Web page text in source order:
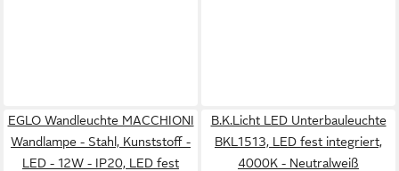
EGLO Wandleuchte MACCHIONI
Wandlampe - Stahl, Kunststoff -
LED - 12W - IP20, LED fest
B.K.Licht LED Unterbauleuchte
BKL1513, LED fest integriert,
4000K - Neutralweiß